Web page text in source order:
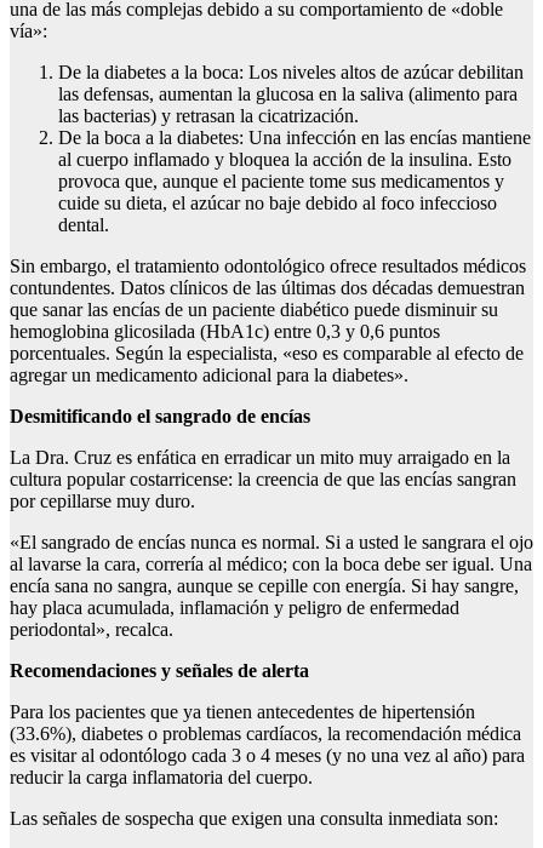
una de las más complejas debido a su comportamiento de «doble
vía»:
De la diabetes a la boca: Los niveles altos de azúcar debilitan
las defensas, aumentan la glucosa en la saliva (alimento para
las bacterias) y retrasan la cicatrización.
De la boca a la diabetes: Una infección en las encías mantiene
al cuerpo inflamado y bloquea la acción de la insulina. Esto
provoca que, aunque el paciente tome sus medicamentos y
cuide su dieta, el azúcar no baje debido al foco infeccioso
dental.
Sin embargo, el tratamiento odontológico ofrece resultados médicos
contundentes. Datos clínicos de las últimas dos décadas demuestran
que sanar las encías de un paciente diabético puede disminuir su
hemoglobina glicosilada (HbA1c) entre 0,3 y 0,6 puntos
porcentuales. Según la especialista, «eso es comparable al efecto de
agregar un medicamento adicional para la diabetes».
Desmitificando el sangrado de encías
La Dra. Cruz es enfática en erradicar un mito muy arraigado en la
cultura popular costarricense: la creencia de que las encías sangran
por cepillarse muy duro.
«El sangrado de encías nunca es normal. Si a usted le sangrara el ojo
al lavarse la cara, correría al médico; con la boca debe ser igual. Una
encía sana no sangra, aunque se cepille con energía. Si hay sangre,
hay placa acumulada, inflamación y peligro de enfermedad
periodontal», recalca.
Recomendaciones y señales de alerta
Para los pacientes que ya tienen antecedentes de hipertensión
(33.6%), diabetes o problemas cardíacos, la recomendación médica
es visitar al odontólogo cada 3 o 4 meses (y no una vez al año) para
reducir la carga inflamatoria del cuerpo.
Las señales de sospecha que exigen una consulta inmediata son: